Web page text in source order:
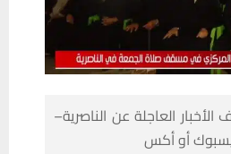
العاجلة عن الناصرية–
أو أكس